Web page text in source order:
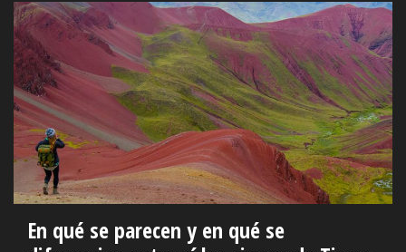
En qué se parecen y en qué se